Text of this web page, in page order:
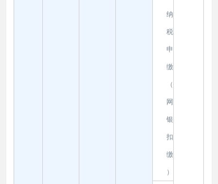
纳
税
申
缴
（
网
银
扣
缴
）